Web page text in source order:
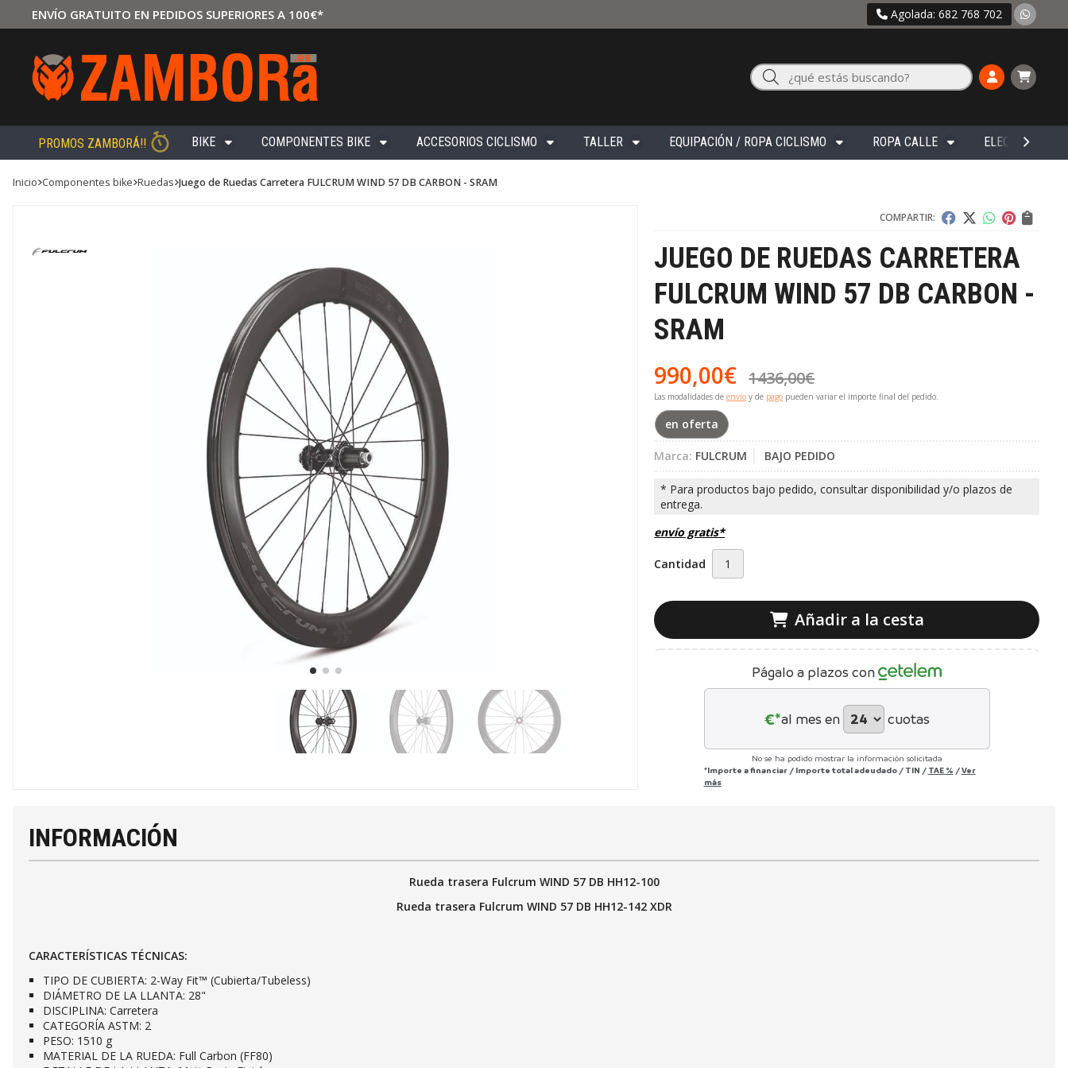
ENVÍO GRATUITO EN PEDIDOS SUPERIORES A 100€* Agolada: 682 768 702
Buscar
PROMOS ZAMBORÁ!! BIKE COMPONENTES BIKE ACCESORIOS CICLISMO TALLER EQUIPACIÓN / ROPA CICLISMO ROPA CALLE ELECTRÓNICA
Inicio componentes bike ruedas Juego de Ruedas Carretera FULCRUM WIND 57 DB CARBON - SRAM
COMPARTIR:
JUEGO DE RUEDAS CARRETERA
FULCRUM WIND 57 DB CARBON -
SRAM
990,00€ 1436,00€
Las modalidades deenvío y de pago pueden variar el importe final del pedido.
en oferta
Marca: FULCRUM BAJO PEDIDO
envío gratis*
Cantidad
Añadir a la cesta
Págalo a plazos con
€*al mes en cuotas
No se ha podido mostrar la información solicitada
*Importe a financiar / Importe total adeudado / TIN / TAE % /Ver
más
INFORMACIÓN
Rueda trasera Fulcrum WIND 57 DB HH12-100
Rueda trasera Fulcrum WIND 57 DB HH12-142 XDR
CARACTERÍSTICAS TÉCNICAS:
TIPO DE CUBIERTA: 2-Way Fit™ (Cubierta/Tubeless)
DIÁMETRO DE LA LLANTA: 28"
DISCIPLINA: Carretera
CATEGORÍA ASTM: 2
PESO: 1510 g
MATERIAL DE LA RUEDA: Full Carbon (FF80)